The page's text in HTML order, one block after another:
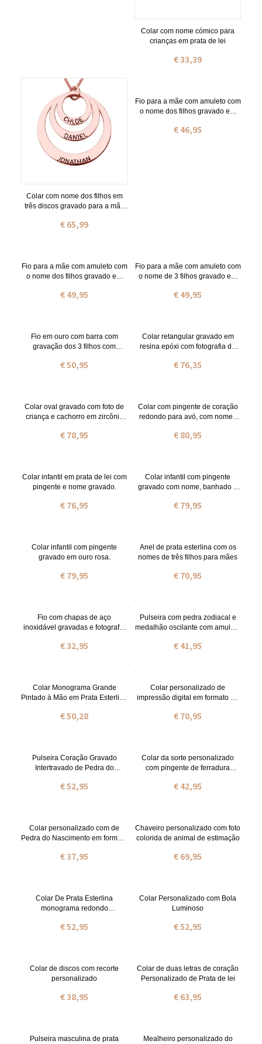
Colar com nome cómico para
crianças em prata de lei
€ 33,39
Colar com nome dos filhos em
três discos gravado para a mãe
€ 65,99
Fio para a mãe com amuleto com
o nome dos filhos gravado em
€ 46,95
Fio para a mãe com amuleto com
o nome dos filhos gravado em
€ 49,95
Fio para a mãe com amuleto com
o nome de 3 filhos gravado em
€ 49,95
Fio em ouro com barra com
gravação dos 3 filhos com
€ 50,95
Colar retangular gravado em
resina epóxi com fotografia de
€ 76,35
Colar oval gravado com foto de
criança e cachorro em zircônia
€ 78,95
Colar com pingente de coração
redondo para avó, com nomes
€ 80,95
Colar infantil em prata de lei com
pingente e nome gravado.
€ 76,95
Colar infantil com pingente
gravado com nome, banhado a
€ 79,95
Colar infantil com pingente
gravado em ouro rosa.
€ 79,95
Anel de prata esterlina com os
nomes de três filhos para mães
€ 70,95
Fio com chapas de aço
inoxidável gravadas e fotografia
€ 32,95
Pulseira com pedra zodiacal e
medalhão oscilante com amuleto
€ 41,95
Colar Monograma Grande
Pintado à Mão em Prata Esterlina
€ 50,28
Colar personalizado de
impressão digital em formato de
€ 70,95
Pulseira Coração Gravado
Intertravado de Pedra do
€ 52,95
Colar da sorte personalizado
com pingente de ferradura
€ 42,95
Colar personalizado com de
Pedra do Nascimento em formato
€ 37,95
Chaveiro personalizado com foto
colorida de animal de estimação
€ 69,95
Colar De Prata Esterlina
monograma redondo
€ 52,95
Colar Personalizado com Bola
Luminoso
€ 52,95
Colar de discos com recorte
personalizado
€ 38,95
Colar de duas letras de coração
Personalizado de Prata de lei
€ 63,95
Pulseira masculina de prata
Mealheiro personalizado do